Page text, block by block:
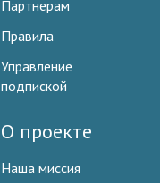
Партнерам
Правила
Управление
подпиской
О проекте
Наша миссия